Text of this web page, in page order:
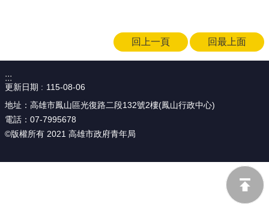
回上一頁 回最上面
:::
更新日期
115-08-06
地址：高雄市鳳山區光復路二段132號2樓(鳳山行政中心)
電話：07-7995678
©版權所有 2021 高雄市政府青年局